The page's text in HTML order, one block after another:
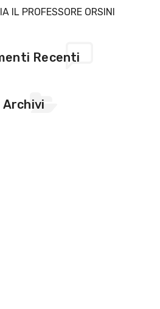
IL PROFESSORE ORSINI
Recenti
Archivi